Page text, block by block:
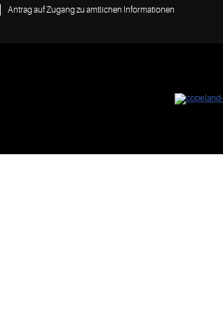
Antrag auf Zugang zu amtlichen Informationen